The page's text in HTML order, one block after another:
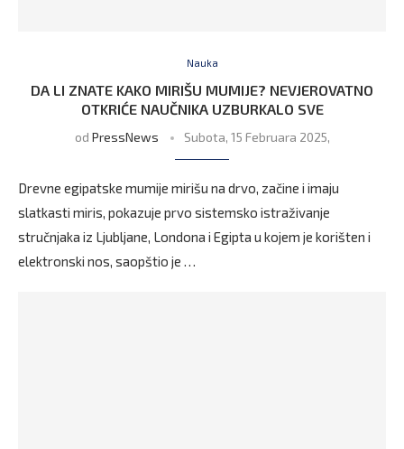
Nauka
DA LI ZNATE KAKO MIRIŠU MUMIJE? NEVJEROVATNO
OTKRIĆE NAUČNIKA UZBURKALO SVE
od PressNews Subota, 15 Februara 2025,
Drevne egipatske mumije mirišu na drvo, začine i imaju
slatkasti miris, pokazuje prvo sistemsko istraživanje
stručnjaka iz Ljubljane, Londona i Egipta u kojem je korišten i
elektronski nos, saopštio je …